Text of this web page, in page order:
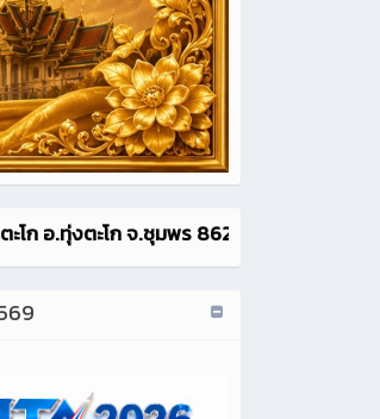
โก จ.ชุมพร 86220 โทร.0-7763-0390, 0-